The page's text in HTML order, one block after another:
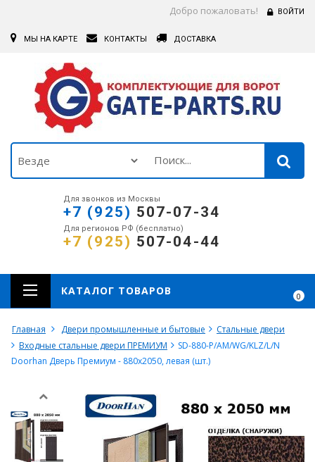
Добро пожаловать! ВОЙТИ
МЫ НА КАРТЕ КОНТАКТЫ ДОСТАВКА
Для звонков из Москвы
+7 (925) 507-07-34
Для регионов РФ (бесплатно)
+7 (925) 507-04-44
0
КАТАЛОГ ТОВАРОВ
Главная Двери промышленные и бытовые
Стальные двери
Входные стальные двери ПРЕМИУМ
SD-880-P/AM/WG/KLZ/L/N
Doorhan Дверь Премиум - 880х2050, левая (шт.)